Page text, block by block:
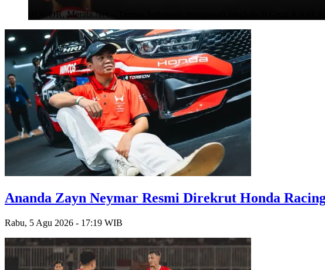
BOGOR, Merata.Net – Timnas Indonesia mengawali langkah di Grup A
Ananda Zayn Neymar Resmi Direkrut Honda
Rabu, 5 Agu 2026 - 17:19 WIB